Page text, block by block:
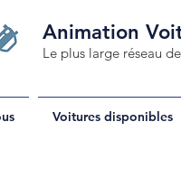
Animation
Le plus large réseau
Voitures disponibles